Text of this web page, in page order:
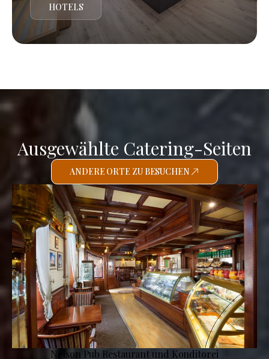
HOTELS
Ausgewählte Catering-Seiten
ANDERE ORTE ZU BESUCHEN
Nelson Pub Restaurant und Konditorei